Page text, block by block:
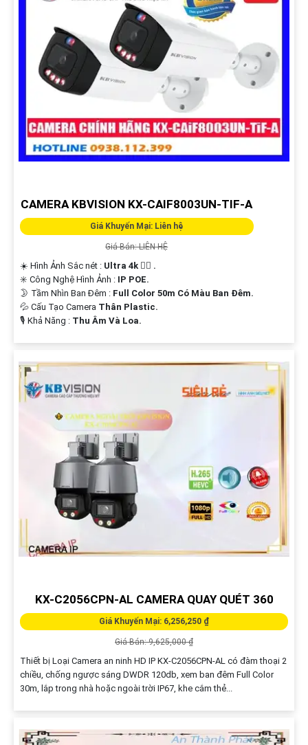
CAMERA KBVISION KX-CAIF8003UN-TIF-A
Giá Khuyến Mại: Liên hệ
Giá Bán: LIÊN HỆ
☀️ Hình Ảnh Sắc nét : Ultra 4k 👍🏾 .
✳️ Công Nghệ Hình Ảnh : IP POE.
🌛 Tầm Nhìn Ban Đêm : Full Color 50m Có Màu Ban Ðêm.
💦 Cấu Tạo Camera Thân Plastic.
️🎙 Khả Năng : Thu Âm Và Loa.
KX-C2056CPN-AL CAMERA QUAY QUÉT 360
Giá Khuyến Mại: 6,256,250 ₫
Giá Bán: 9,625,000 ₫
Thiết bị Loại Camera an ninh HD IP KX-C2056CPN-AL có đàm thoại 2
chiều, chống ngược sáng DWDR 120db, xem ban đêm Full Color
30m, lắp trong nhà hoặc ngoài trời IP67, khe cắm thẻ...